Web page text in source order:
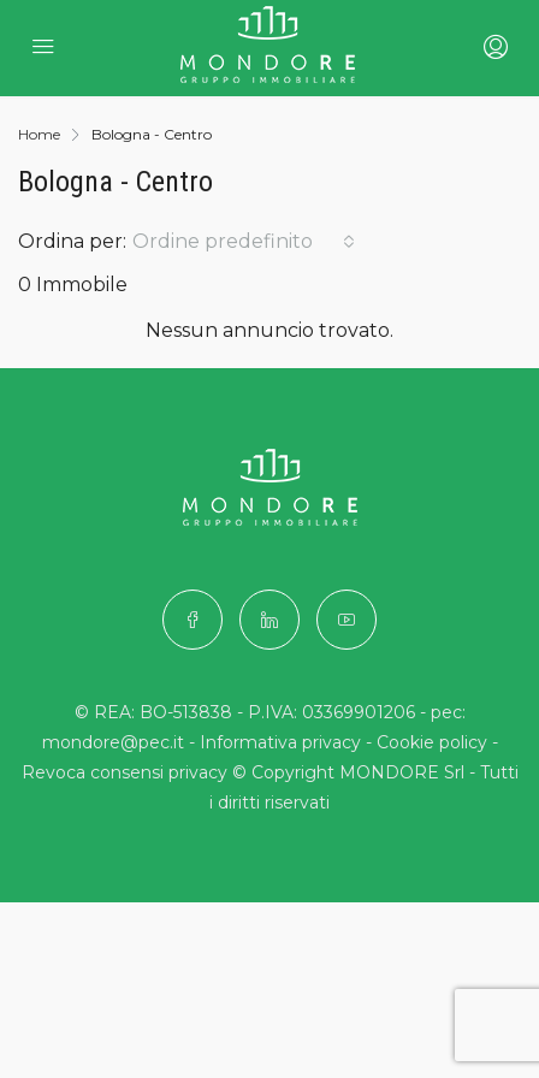
Home Bologna - Centro
Bologna - Centro
0 Immobile
Ordina per: Ordine predefinito
Nessun annuncio trovato.
© REA: BO-513838 - P.IVA: 03369901206 - pec:
mondore@pec.it - Informativa privacy- Cookie policy-
Revoca consensi privacy© Copyright MONDORE Srl - Tutti
i diritti riservati